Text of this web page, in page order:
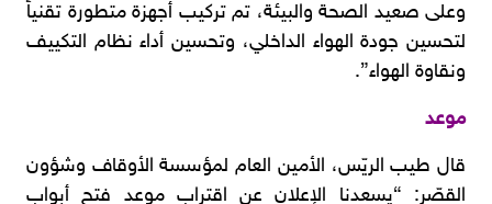
وعلى صعيد الصحة والبيئة، تم تركيب أجهزة متطورة تقنياً
لتحسين جودة الهواء الداخلي، وتحسين أداء نظام التكييف
ونقاوة الهواء”.
موعد
قال طيب الريّس، الأمين العام لمؤسسة الأوقاف وشؤون
القصّر: “يسعدنا الإعلان عن اقتراب موعد فتح أبواب